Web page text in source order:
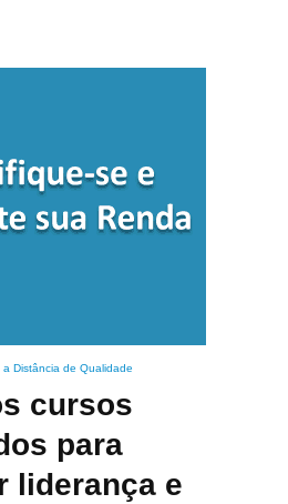
a Distância de Qualidade
cursos
para
liderança e